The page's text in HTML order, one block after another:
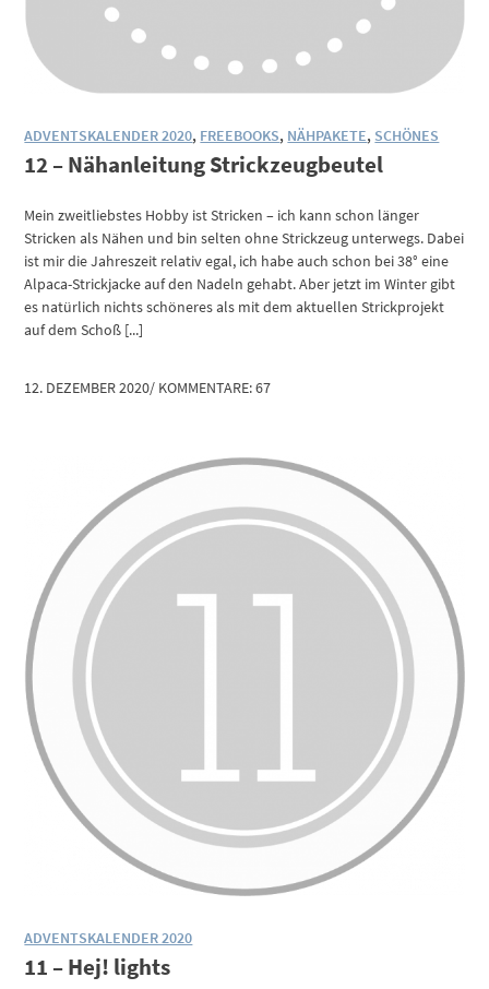
ADVENTSKALENDER 2020, FREEBOOKS, NÄHPAKETE, SCHÖNES
12 – Nähanleitung Strickzeugbeutel
Mein zweitliebstes Hobby ist Stricken – ich kann schon länger
Stricken als Nähen und bin selten ohne Strickzeug unterwegs. Dabei
ist mir die Jahreszeit relativ egal, ich habe auch schon bei 38° eine
Alpaca-Strickjacke auf den Nadeln gehabt. Aber jetzt im Winter gibt
es natürlich nichts schöneres als mit dem aktuellen Strickprojekt
auf dem Schoß [...]
12. DEZEMBER 2020/ KOMMENTARE: 67
ADVENTSKALENDER 2020
11 – Hej! lights